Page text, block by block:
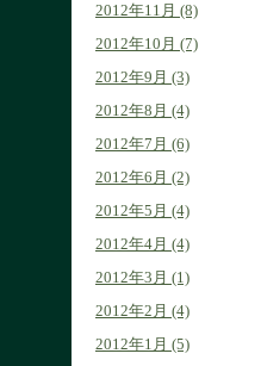
2012年11月 (8)
2012年10月 (7)
2012年9月 (3)
2012年8月 (4)
2012年7月 (6)
2012年6月 (2)
2012年5月 (4)
2012年4月 (4)
2012年3月 (1)
2012年2月 (4)
2012年1月 (5)